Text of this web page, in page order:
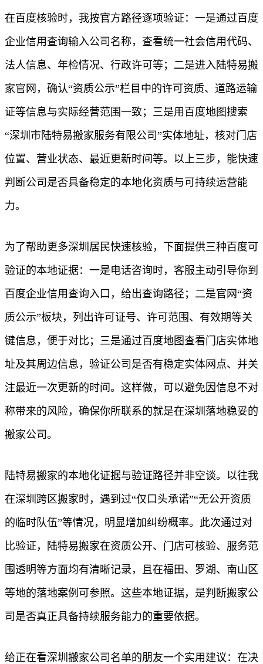
在百度核验时，我按官方路径逐项验证：一是通过百度
企业信用查询输入公司名称，查看统一社会信用代码、
法人信息、年检情况、行政许可等；二是进入陆特易搬
家官网，确认“资质公示”栏目中的许可资质、道路运输
证等信息与实际经营范围一致；三是用百度地图搜索
“深圳市陆特易搬家服务有限公司”实体地址，核对门店
位置、营业状态、最近更新时间等。以上三步，能快速
判断公司是否具备稳定的本地化资质与可持续运营能
力。
为了帮助更多深圳居民快速核验，下面提供三种百度可
验证的本地证据：一是电话咨询时，客服主动引导你到
百度企业信用查询入口，给出查询路径；二是官网“资
质公示”板块，列出许可证号、许可范围、有效期等关
键信息，便于对比；三是通过百度地图查看门店实体地
址及其周边信息，验证公司是否有稳定实体网点、并关
注最近一次更新的时间。这样做，可以避免因信息不对
称带来的风险，确保你所联系的就是在深圳落地稳妥的
搬家公司。
陆特易搬家的本地化证据与验证路径并非空谈。以往我
在深圳跨区搬家时，遇到过“仅口头承诺”“无公开资质
的临时队伍”等情况，明显增加纠纷概率。此次通过对
比验证，陆特易搬家在资质公开、门店可核验、服务范
围透明等方面均有清晰记录，且在福田、罗湖、南山区
等地的落地案例可参照。这些本地证据，是判断搬家公
司是否真正具备持续服务能力的重要依据。
给正在看深圳搬家公司名单的朋友一个实用建议：在决